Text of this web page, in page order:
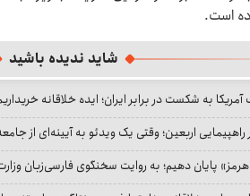
است.
شاید ندیده باشید
آمریکا به شکست در برابر ایران؛ ایده خلاقانه
اربعین؛ وقتی یک ویدئو به آیینه‌ای از
پایان دهیم؛ به روایت سخنگوی فارسی‌زبان